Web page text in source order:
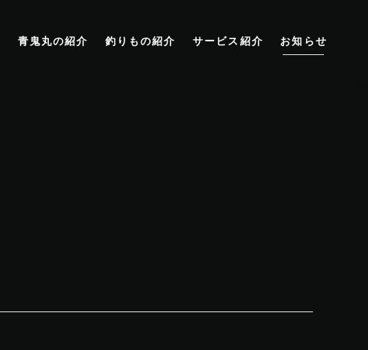
青鬼丸の紹介 釣りもの紹介 サービス紹介 お知らせ